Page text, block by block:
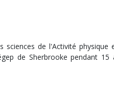
de l'Activité
de Sherbrooke pendant